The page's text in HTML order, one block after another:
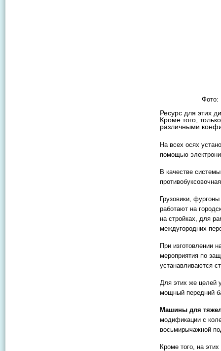
Фото:
Ресурс для этих
Кроме того,
различными
На всех осях
помощью
В качестве
Грузовики,
работают на
на стройках, для
междугородних
При изготовлении
мероприятия по
устанавливаются
Для этих же целей
мощный передний
Машины для
модификации с
восьмирычажной
Кроме того, на